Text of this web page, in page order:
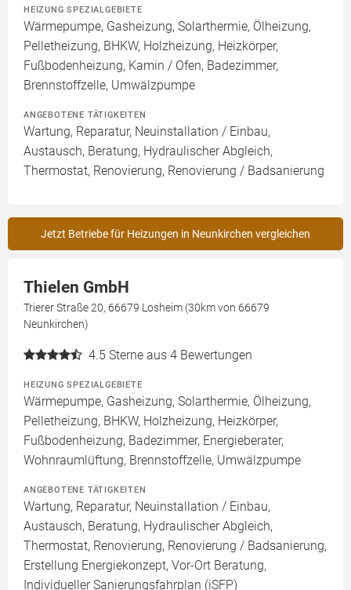
HEIZUNG SPEZIALGEBIETE
Wärmepumpe, Gasheizung, Solarthermie, Ölheizung,
Pelletheizung, BHKW, Holzheizung, Heizkörper,
Fußbodenheizung, Kamin / Ofen, Badezimmer,
Brennstoffzelle, Umwälzpumpe
ANGEBOTENE TÄTIGKEITEN
Wartung, Reparatur, Neuinstallation / Einbau,
Austausch, Beratung, Hydraulischer Abgleich,
Thermostat, Renovierung, Renovierung / Badsanierung
Jetzt Betriebe für Heizungen in Neunkirchen vergleichen
Thielen GmbH
Trierer Straße 20, 66679 Losheim (30km von 66679
Neunkirchen)
4.5 Sterne aus 4 Bewertungen
HEIZUNG SPEZIALGEBIETE
Wärmepumpe, Gasheizung, Solarthermie, Ölheizung,
Pelletheizung, BHKW, Holzheizung, Heizkörper,
Fußbodenheizung, Badezimmer, Energieberater,
Wohnraumlüftung, Brennstoffzelle, Umwälzpumpe
ANGEBOTENE TÄTIGKEITEN
Wartung, Reparatur, Neuinstallation / Einbau,
Austausch, Beratung, Hydraulischer Abgleich,
Thermostat, Renovierung, Renovierung / Badsanierung,
Erstellung Energiekonzept, Vor-Ort Beratung,
Individueller Sanierungsfahrplan (iSFP)